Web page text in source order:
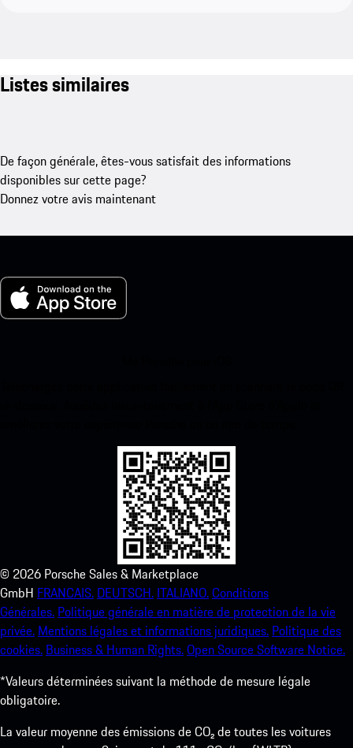
Listes similaires
De façon générale, êtes-vous satisfait des informations
disponibles sur cette page?
Donnez votre avis maintenant
© 2026 Porsche Sales & Marketplace
GmbH FRANCAIS. DEUTSCH. ITALIANO.Conditions
Générales. Politique générale en matière de protection de la vie
privée. Mentions légales et informations juridiques. Politique des
cookies. Business & Human Rights.Open Source Software Notice.
*Valeurs déterminées suivant la méthode de mesure légale
obligatoire.
La valeur moyenne des émissions de CO₂ de toutes les voitures